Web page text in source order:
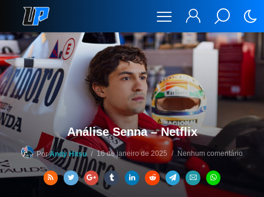
Análise Senna – Netflix
PorAndy Hitsu 16 de janeiro de 2025 Nenhum comentário